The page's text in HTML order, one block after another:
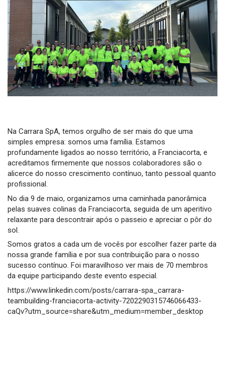
Na Carrara SpA, temos orgulho de ser mais do que uma
simples empresa: somos uma família. Estamos
profundamente ligados ao nosso território, a Franciacorta, e
acreditamos firmemente que nossos colaboradores são o
alicerce do nosso crescimento contínuo, tanto pessoal quanto
profissional.
No dia 9 de maio, organizamos uma caminhada panorâmica
pelas suaves colinas da Franciacorta, seguida de um aperitivo
relaxante para descontrair após o passeio e apreciar o pôr do
sol.
Somos gratos a cada um de vocês por escolher fazer parte da
nossa grande família e por sua contribuição para o nosso
sucesso contínuo. Foi maravilhoso ver mais de 70 membros
da equipe participando deste evento especial.
https://www.linkedin.com/posts/carrara-spa_carrara-
teambuilding-franciacorta-activity-7202290315746066433-
caQv?utm_source=share&utm_medium=member_desktop